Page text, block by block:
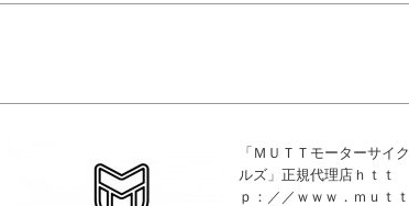
「ＭＵＴＴモーターサイク
ルズ」正規代理店ｈｔｔ
ｐ：／／ｗｗｗ．ｍｕｔｔ